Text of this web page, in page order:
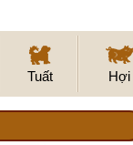
Tuất Hợi